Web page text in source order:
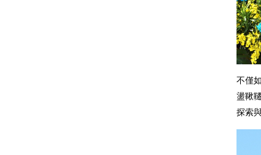
不僅
盪鞦
探索